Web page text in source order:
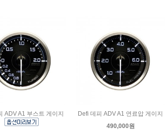
ADV A1 부스트 게이지
Defi 데피 ADV A1 연료압 게이지
490,000원